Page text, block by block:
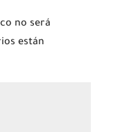
no será
están